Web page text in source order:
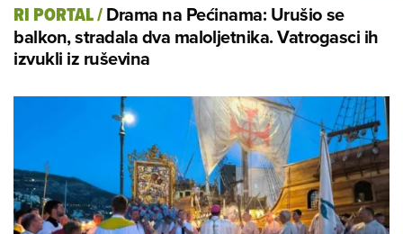
RI PORTAL/Drama na Pećinama: Urušio se
balkon, stradala dva maloljetnika. Vatrogasci ih
izvukli iz ruševina